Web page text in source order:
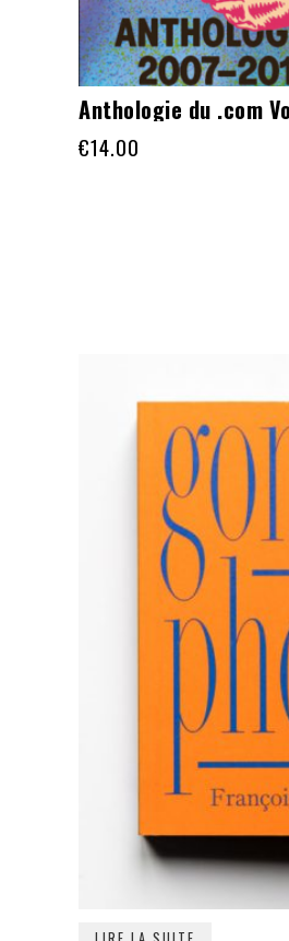
€14.00